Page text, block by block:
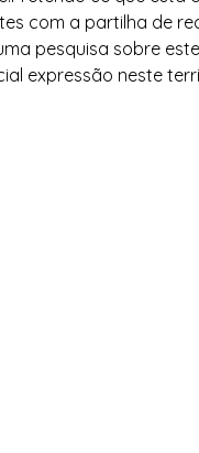
com a partilha de
pesquisa sobre
expressão neste